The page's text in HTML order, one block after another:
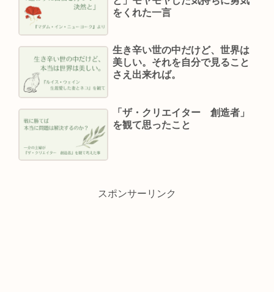
をくれた一言
生き辛い世の中だけど、世界は
美しい。それを自分で見ること
さえ出来れば。
「ザ・クリエイター 創造者」
を観て思ったこと
スポンサーリンク